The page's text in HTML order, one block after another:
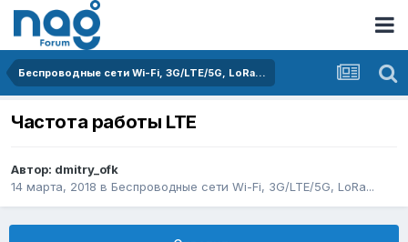
Беспроводные сети Wi-Fi, 3G/LTE/5G, LoRa...
Частота работы LTE
Автор: dmitry_ofk
14 марта, 2018 в Беспроводные сети Wi-Fi, 3G/LTE/5G, LoRa...